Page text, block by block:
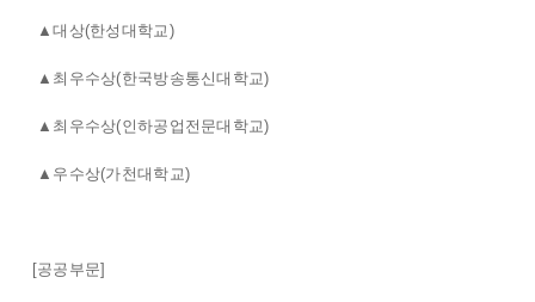
▲대상(한성대학교)
▲최우수상(한국방송통신대학교)
▲최우수상(인하공업전문대학교)
▲우수상(가천대학교)
[공공부문]